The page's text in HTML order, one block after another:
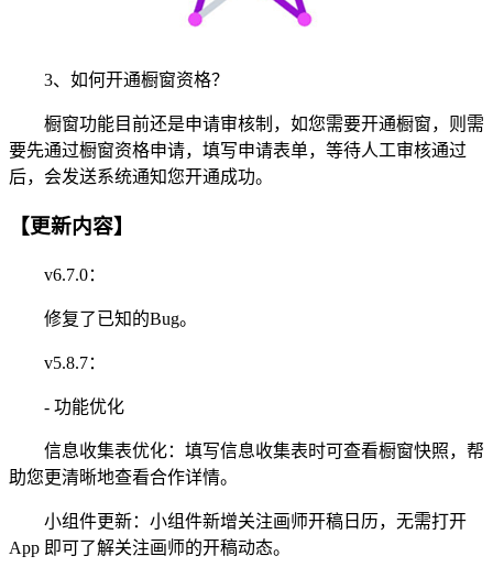
3、如何开通橱窗资格？
橱窗功能目前还是申请审核制，如您需要开通橱窗，则需
要先通过橱窗资格申请，填写申请表单，等待人工审核通过
后，会发送系统通知您开通成功。
【更新内容】
v6.7.0：
修复了已知的Bug。
v5.8.7：
- 功能优化
信息收集表优化：填写信息收集表时可查看橱窗快照，帮
助您更清晰地查看合作详情。
小组件更新：小组件新增关注画师开稿日历，无需打开
App 即可了解关注画师的开稿动态。